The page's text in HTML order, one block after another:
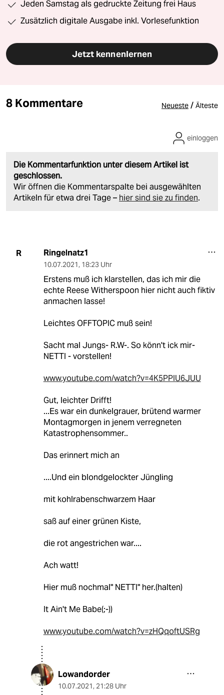
Jeden Samstag als gedruckte Zeitung frei Haus
Zusätzlich digitale Ausgabe inkl. Vorlesefunktion
Jetzt kennenlernen
8 Kommentare Neueste / Älteste
Die Kommentarfunktion unter diesem Artikel ist
geschlossen.
Wir öffnen die Kommentarspalte bei ausgewählten
Artikeln für etwa drei Tage – hier sind sie zu finden.
einloggen
R Ringelnatz1
10.07.2021, 18:23 Uhr
Erstens muß ich klarstellen, das ich mir die
echte Reese Witherspoon hier nicht auch fiktiv
anmachen lasse!
Leichtes OFFTOPIC muß sein!
Sacht mal Jungs- R.W-. So könn't ick mir-
NETTI - vorstellen!
www.youtube.com/watch?v=4K5PPIU6JUU
Gut, leichter Drifft!
...Es war ein dunkelgrauer, brütend warmer
Montagmorgen in jenem verregneten
Katastrophensommer..
Das erinnert mich an
....Und ein blondgelockter Jüngling
mit kohlrabenschwarzem Haar
saß auf einer grünen Kiste,
die rot angestrichen war....
Ach watt!
Hier muß nochmal" NETTI" her.(halten)
It Ain't Me Babe(;-))
www.youtube.com/watch?v=zHQqoftUSRg
Lowandorder
10.07.2021, 21:28 Uhr